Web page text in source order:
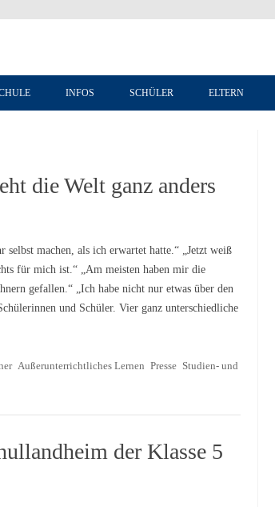
INFOS SCHÜLER ELTERN
die Welt ganz anders
machen, als ich erwartet hatte.“ „Jetzt weiß
für mich ist.“ „Am meisten haben mir die
gefallen.“ „Ich habe nicht nur etwas über den
und Schüler. Vier ganz unterschiedliche
Außerunterrichtliches Lernen Presse Studien- und
der Klasse 5